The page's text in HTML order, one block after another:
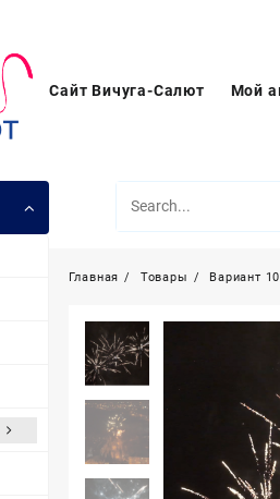
Сайт Вичуга-Салют Мой
Главная Товары Вариант